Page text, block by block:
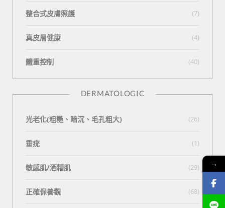
整合式皮膚照護 (7)
真皮層健康 (4)
體重控制 (40)
DERMATOLOGIC
光老化(粗糙、暗沉、毛孔粗大) (26)
垂疣 (1)
敏感肌/酒糟肌 (29)
正確保養觀 (68)
→